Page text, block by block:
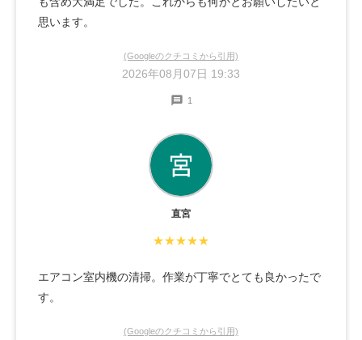
思います。
(Googleのクチコミから引用)
2026年08月07日 19:33
1
直宮
★★★★★
エアコン室内機の清掃。作業が丁寧でとても良かったで
す。
(Googleのクチコミから引用)